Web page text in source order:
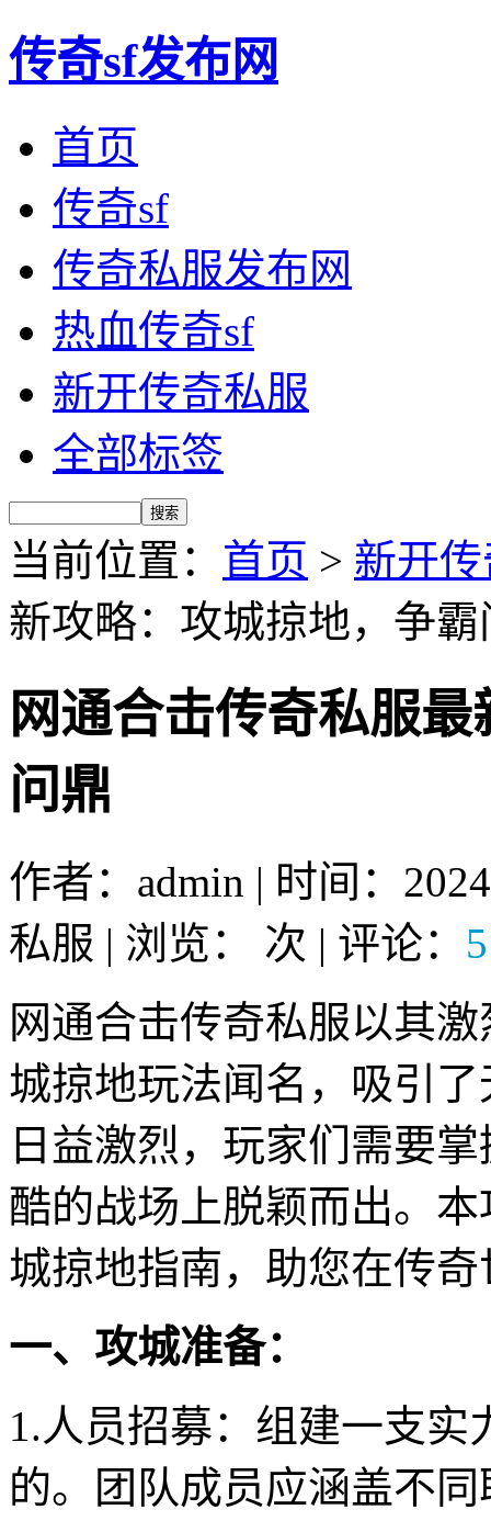
传奇sf发布网
首页
传奇sf
传奇私服发布网
热血传奇sf
新开传奇私服
全部标签
当前位置： 首页 > 新开
新攻略：攻城掠地，争霸
网通合击传奇私服
问鼎
作者：admin | 时间：
私服 | 浏览：
次 | 评论： 5
网通合击传奇私服以其
城掠地玩法闻名，吸引
日益激烈，玩家们需要
酷的战场上脱颖而出。
城掠地指南，助您在传
一、攻城准备：
1.人员招募：组建一支
的。团队成员应涵盖不